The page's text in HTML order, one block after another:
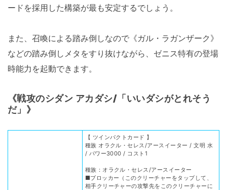
ードを採用した構築が最も安定するでしょう。
また、召喚による踏み倒しなので《ガル・ラガンザーク》
などの踏み倒しメタをすり抜けながら、ゼニス特有の登場
時能力を起動できます。
《戦攻のシダン アカダシ/「いいダシがとれそう
だ」 》
【 ツインパクトカード 】
種族 オラクル・セレス/アースイーター / 文明 水
/ パワー3000 / コスト1
種族：オラクル・セレス/アースイーター
■ブロッカー（このクリーチャーをタップして、
相手クリーチャーの攻撃先をこのクリーチャーに